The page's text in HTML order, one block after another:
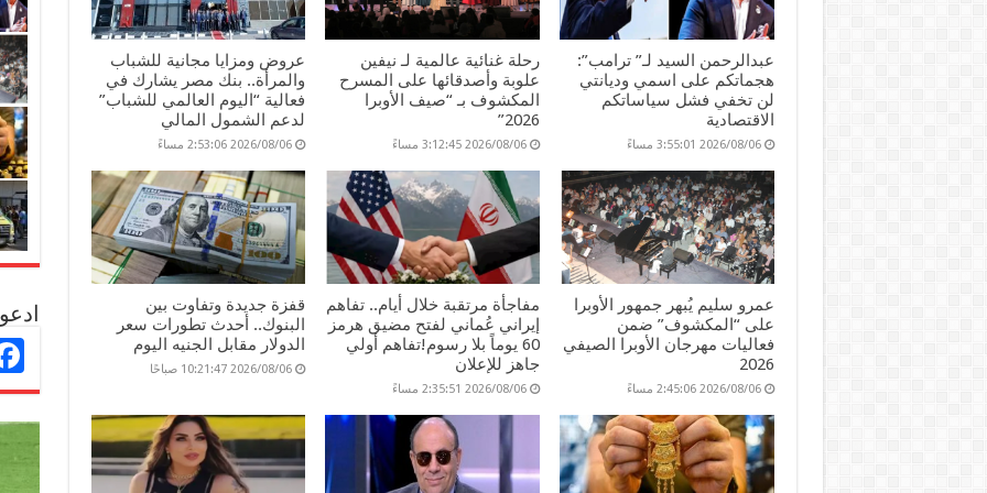
عبدالرحمن السيد لـ” ترامب”:
هجماتكم على اسمي وديانتي
لن تخفي فشل سياساتكم
الاقتصادية
2026/08/06 3:55:01 مساءً
رحلة غنائية عالمية لـ نيفين
علوبة وأصدقائها على المسرح
المكشوف بـ “صيف الأوبرا
2026”
2026/08/06 3:12:45 مساءً
عروض ومزايا مجانية للشباب
والمرأة.. بنك مصر يشارك في
فعالية “اليوم العالمي للشباب”
لدعم الشمول المالي
2026/08/06 2:53:06 مساءً
عمرو سليم يُبهر جمهور الأوبرا
على “المكشوف” ضمن
فعاليات مهرجان الأوبرا الصيفي
2026
2026/08/06 2:45:06 مساءً
مفاجأة مرتقبة خلال أيام.. تفاهم
إيراني عُماني لفتح مضيق هرمز
60 يوماً بلا رسوم!تفاهم أولي
جاهز للإعلان
2026/08/06 2:35:51 مساءً
قفزة جديدة وتفاوت بين
البنوك.. أحدث تطورات سعر
الدولار مقابل الجنيه اليوم
2026/08/06 10:21:47 صباحًا